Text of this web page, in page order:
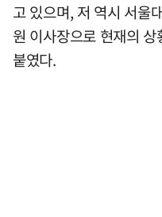
고 있으며, 저 역시 서울
원 이사장으로 현재의
붙였다.